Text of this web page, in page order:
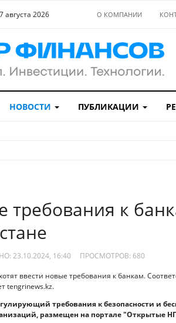
августа 2026 О КОМПАНИИ
НОВОСТИ ПУБЛИКАЦИИ
требования к
23.10.2024, 16:40 ПРОСМОТРОВ: 680
ввести новые требования к банкам.
tengrinews.kz.
требования к безопасности и
размещен на портале "Открытые